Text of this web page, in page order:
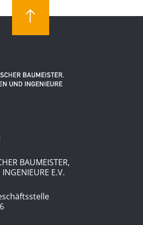
BAUMEISTER,
E.V.